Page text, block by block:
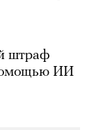
штраф
ИИ